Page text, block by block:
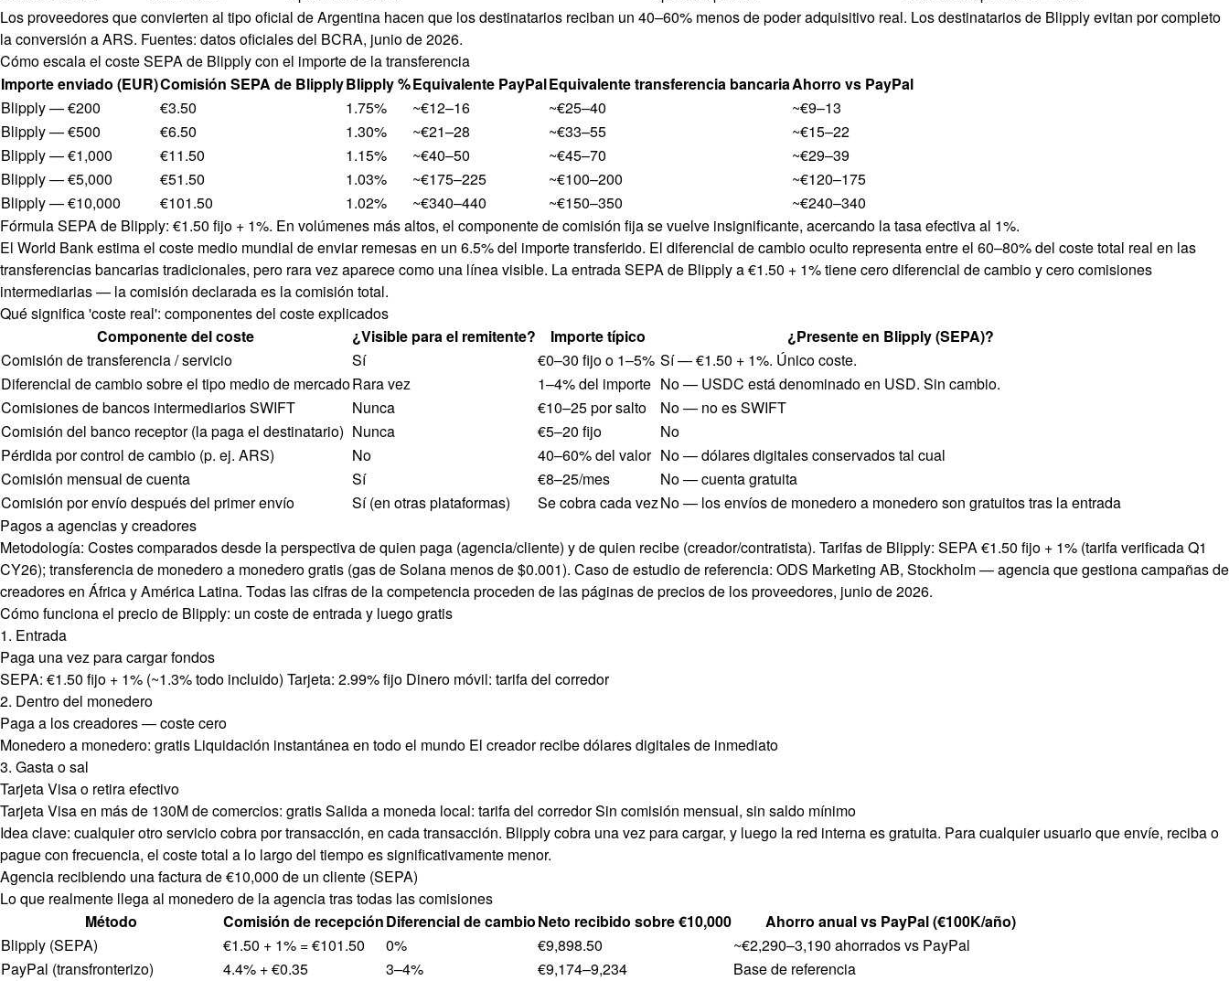
Los proveedores que convierten al tipo oficial de Argentina hacen que los destinatarios reciban un 40–60% menos de poder adquisitivo real. Los destinatarios de Blipply evitan por completo
la conversión a ARS. Fuentes: datos oficiales del BCRA, junio de 2026.
Cómo escala el coste SEPA de Blipply con el importe de la transferencia
Importe enviado (EUR)Comisión SEPA de BlipplyBlipply %Equivalente PayPalEquivalente transferencia bancariaAhorro vs PayPal
Blipply — €200
€3.50 1.75% ~€12–16 ~€25–40
~€9–13
Blipply — €500
€6.50 1.30% ~€21–28 ~€33–55
~€15–22
Blipply — €1,000
€11.50 1.15% ~€40–50 ~€45–70
~€29–39
Blipply — €5,000
€51.50 1.03% ~€175–225 ~€100–200
~€120–175
Blipply — €10,000
€101.50 1.02% ~€340–440 ~€150–350
~€240–340
Fórmula SEPA de Blipply: €1.50 fijo + 1%. En volúmenes más altos, el componente de comisión fija se vuelve insignificante, acercando la tasa efectiva al 1%.
El World Bank estima el coste medio mundial de enviar remesas en un 6.5% del importe transferido. El diferencial de cambio oculto representa entre el 60–80% del coste total real en las
transferencias bancarias tradicionales, pero rara vez aparece como una línea visible. La entrada SEPA de Blipply a €1.50 + 1% tiene cero diferencial de cambio y cero comisiones
intermediarias — la comisión declarada es la comisión total.
Qué significa 'coste real': componentes del coste explicados
Componente del coste
¿Visible para el remitente? Importe típico
¿Presente en Blipply (SEPA)?
Comisión de transferencia / servicio
Sí €0–30 fijo o 1–5% Sí — €1.50 + 1%. Único coste.
Diferencial de cambio sobre el tipo medio de mercadoRara vez 1–4% del importe No — USDC está denominado en USD. Sin cambio.
Comisiones de bancos intermediarios SWIFT
Nunca €10–25 por salto
No — no es SWIFT
Comisión del banco receptor (la paga el destinatario) Nunca €5–20 fijo
No
Pérdida por control de cambio (p. ej. ARS)
No 40–60% del valor No — dólares digitales conservados tal cual
Comisión mensual de cuenta
Sí €8–25/mes
No — cuenta gratuita
Comisión por envío después del primer envío
Sí (en otras plataformas) Se cobra cada vezNo — los envíos de monedero a monedero son gratuitos tras la entrada
Pagos a agencias y creadores
Metodología: Costes comparados desde la perspectiva de quien paga (agencia/cliente) y de quien recibe (creador/contratista). Tarifas de Blipply: SEPA €1.50 fijo + 1% (tarifa verificada Q1
CY26); transferencia de monedero a monedero gratis (gas de Solana menos de $0.001). Caso de estudio de referencia: ODS Marketing AB, Stockholm — agencia que gestiona campañas de
creadores en África y América Latina. Todas las cifras de la competencia proceden de las páginas de precios de los proveedores, junio de 2026.
Cómo funciona el precio de Blipply: un coste de entrada y luego gratis
1. Entrada
Paga una vez para cargar fondos
SEPA: €1.50 fijo + 1% (~1.3% todo incluido) Tarjeta: 2.99% fijo Dinero móvil: tarifa del corredor
2. Dentro del monedero
Paga a los creadores — coste cero
Monedero a monedero: gratis Liquidación instantánea en todo el mundo El creador recibe dólares digitales de inmediato
3. Gasta o sal
Tarjeta Visa o retira efectivo
Tarjeta Visa en más de 130M de comercios: gratis Salida a moneda local: tarifa del corredor Sin comisión mensual, sin saldo mínimo
Idea clave: cualquier otro servicio cobra por transacción, en cada transacción. Blipply cobra una vez para cargar, y luego la red interna es gratuita. Para cualquier usuario que envíe, reciba o
pague con frecuencia, el coste total a lo largo del tiempo es significativamente menor.
Agencia recibiendo una factura de €10,000 de un cliente (SEPA)
Lo que realmente llega al monedero de la agencia tras todas las comisiones
Método
Comisión de recepciónDiferencial de cambioNeto recibido sobre €10,000
Ahorro anual vs PayPal (€100K/año)
Blipply (SEPA)
€1.50 + 1% = €101.50 0% €9,898.50
~€2,290–3,190 ahorrados vs PayPal
PayPal (transfronterizo)
4.4% + €0.35 3–4% €9,174–9,234
Base de referencia